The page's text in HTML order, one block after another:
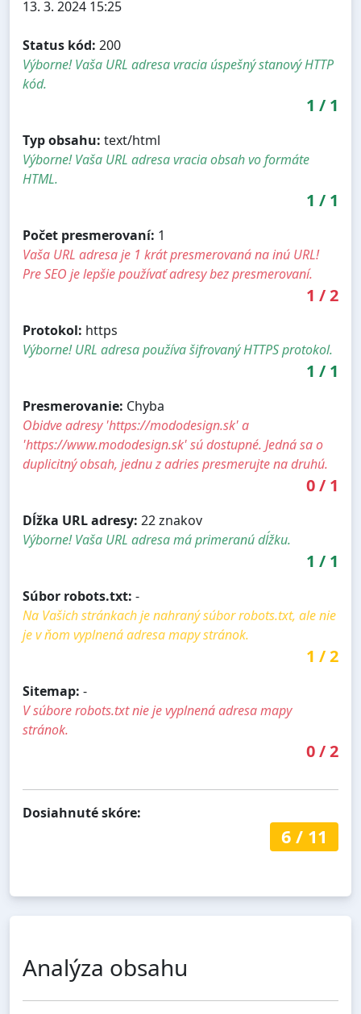
13. 3. 2024 15:25
Status kód: 200
Výborne! Vaša URL adresa vracia úspešný stanový HTTP
kód.
1 / 1
Typ obsahu: text/html
Výborne! Vaša URL adresa vracia obsah vo formáte
HTML.
1 / 1
Počet presmerovaní: 1
Vaša URL adresa je 1 krát presmerovaná na inú URL!
Pre SEO je lepšie používať adresy bez presmerovaní.
1 /2
Protokol: https
Výborne! URL adresa používa šifrovaný HTTPS protokol.
1 / 1
Presmerovanie: Chyba
Obidve adresy 'https://mododesign.sk' a
'https://www.mododesign.sk' sú dostupné. Jedná sa o
duplicitný obsah, jednu z adries presmerujte na druhú.
0/ 1
Dĺžka URL adresy: 22 znakov
Výborne! Vaša URL adresa má primeranú dĺžku.
1 / 1
Súbor robots.txt: -
Na Vašich stránkach je nahraný súbor robots.txt, ale nie
je v ňom vyplnená adresa mapy stránok.
1 /2
Sitemap: -
V súbore robots.txt nie je vyplnená adresa mapy
stránok.
0/2
Dosiahnuté skóre:
6/ 11
Analýza obsahu